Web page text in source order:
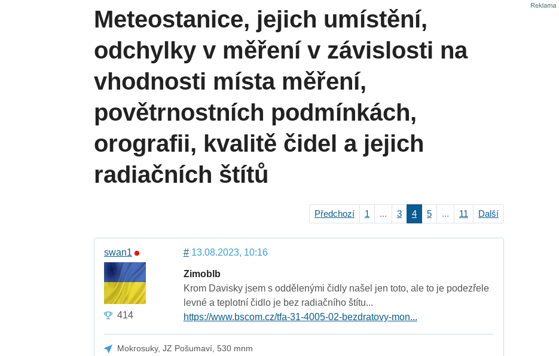
Meteostanice, jejich umístění,
odchylky v měření v závislosti na
vhodnosti místa měření,
povětrnostních podmínkách,
orografii, kvalitě čidel a jejich
radiačních štítů
Předchozí 1 ... 3 4 5 ... 11 Další
swan1
414
#13.08.2023, 10:16
Zimoblb
Krom Davisky jsem s oddělenými čidly našel jen toto, ale to je podezřele
levné a teplotní čidlo je bez radiačního štítu...
https://www.bscom.cz/tfa-31-4005-02-bezdratovy-mon...
Mokrosuky, JZ Pošumaví, 530 mnm